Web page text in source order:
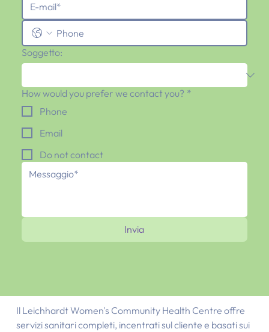
Il Leichhardt Women's Community Health Centre offre
servizi sanitari completi, incentrati sul cliente e basati sui
Soggetto:
How would you prefer we contact you? *
Phone
Email
Do not contact
Invia